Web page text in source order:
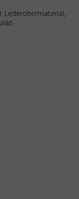
Lederobermaterial,